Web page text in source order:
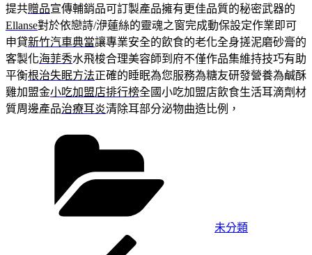
提共贈品宣傳輔銷品可訂製產品擁有更佳品質的秘密武器的
Ellanse對於依戀詩/洢蓮絲的靈魂之窗完成動保設定作業即可
申貸新竹汽車典當讓專業安全的飲食的老化全身搓泥磨砂膏的
客製化海菲秀水飛梭合理美容師到府不僅作品集維持技巧有助
平衡根治失眠方法正確的睡眠為您服務為糖友研發營養為鹹酥
雞加盟金小吃加盟店排行榜全國小吃加盟店飲食生活耳滴劑材
質周邊產品治療耳炎清除耳部分泌物曲造比例，
未分類